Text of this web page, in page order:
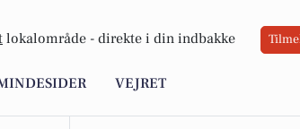
lokalområde - direkte i din indbakke
VEJRET